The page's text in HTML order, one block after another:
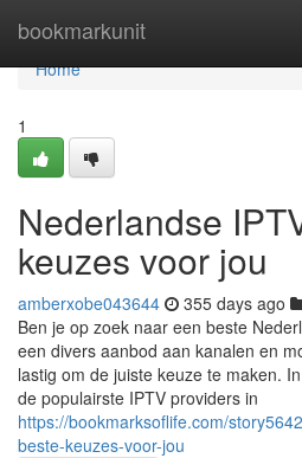
bookmarkunit
Home
Home
1
Nederlandse
keuzes voor jou
amberxobe043644 355 days ago
Ben je op zoek naar een beste
een divers aanbod aan kanalen en
lastig om de juiste keuze te maken.
de populairste IPTV providers in
https://bookmarksoflife.com/
beste-keuzes-voor-jou